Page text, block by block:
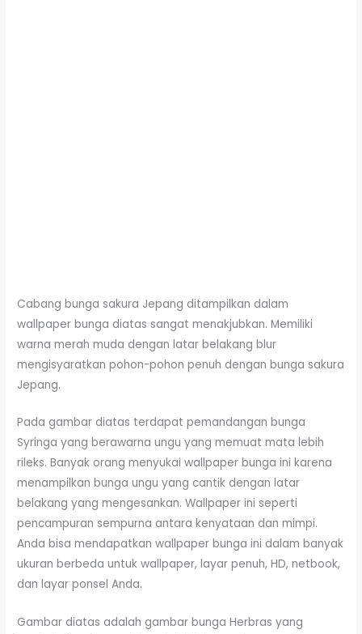
Cabang bunga sakura Jepang ditampilkan dalam
wallpaper bunga diatas sangat menakjubkan. Memiliki
warna merah muda dengan latar belakang blur
mengisyaratkan pohon-pohon penuh dengan bunga sakura
Jepang.
Pada gambar diatas terdapat pemandangan bunga
Syringa yang berawarna ungu yang memuat mata lebih
rileks. Banyak orang menyukai wallpaper bunga ini karena
menampilkan bunga ungu yang cantik dengan latar
belakang yang mengesankan. Wallpaper ini seperti
pencampuran sempurna antara kenyataan dan mimpi.
Anda bisa mendapatkan wallpaper bunga ini dalam banyak
ukuran berbeda untuk wallpaper, layar penuh, HD, netbook,
dan layar ponsel Anda.
Gambar diatas adalah gambar bunga Herbras yang